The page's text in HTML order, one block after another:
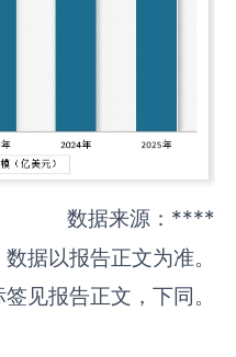
数据来源：****
据以报告正文为准。
见报告正文，下同。